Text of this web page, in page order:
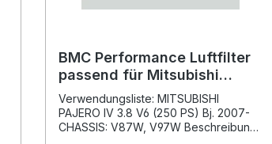
BMC Performance Luftfilter
passend für Mitsubishi
Pajero IV 3.8 V6 (250 PS) Bj.
2007-
Verwendungsliste: MITSUBISHI
PAJERO IV 3.8 V6 (250 PS) Bj. 2007-
CHASSIS: V87W, V97W Beschreibung: